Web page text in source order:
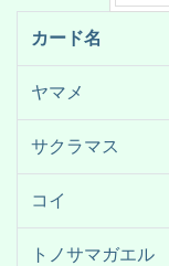
カード名
ヤマメ
サクラマス
コイ
トノサマガエル